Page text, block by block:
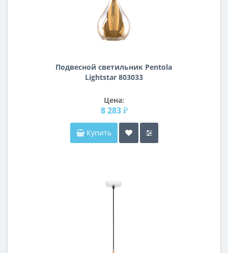
Подвесной светильник Pentola
Lightstar 803033
Цена:
8 283 ₽
Купить